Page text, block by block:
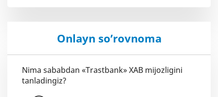
Onlayn so’rovnoma
Nima sababdan «Trastbank» XAB mijozligini
tanladingiz?